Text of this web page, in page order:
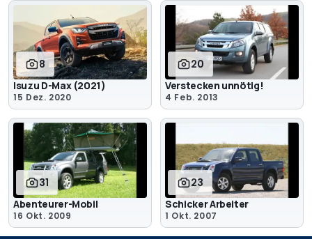
8
Isuzu D-Max (2021)
15 Dez. 2020
20
Verstecken unnötig!
4 Feb. 2013
31
Abenteurer-Mobil
16 Okt. 2009
23
Schicker Arbeiter
1 Okt. 2007